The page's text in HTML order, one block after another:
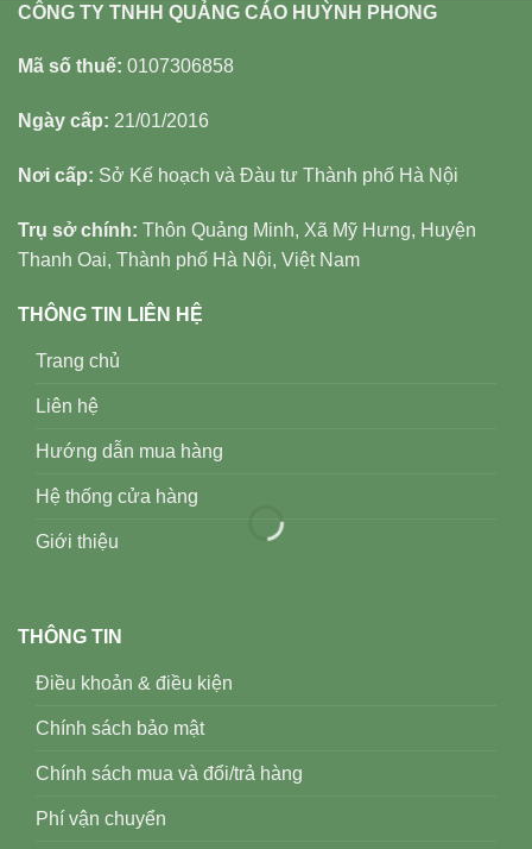
CÔNG TY TNHH QUẢNG CÁO HUỲNH PHONG
Mã số thuế: 0107306858
Ngày cấp: 21/01/2016
Nơi cấp: Sở Kế hoạch và Đàu tư Thành phố Hà Nội
Trụ sở chính: Thôn Quảng Minh, Xã Mỹ Hưng, Huyện
Thanh Oai, Thành phố Hà Nội, Việt Nam
THÔNG TIN LIÊN HỆ
Trang chủ
Liên hệ
Hướng dẫn mua hàng
Hệ thống cửa hàng
Giới thiệu
THÔNG TIN
Điều khoản & điều kiện
Chính sách bảo mật
Chính sách mua và đổi/trả hàng
Phí vận chuyển